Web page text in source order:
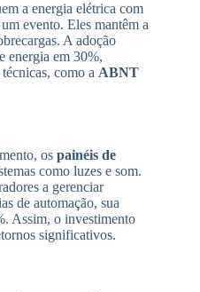
a energia elétrica com
evento. Eles mantêm a
A adoção
energia em 30%,
como a ABNT
os painéis de
como luzes e som.
a gerenciar
de automação, sua
Assim, o investimento
significativos.